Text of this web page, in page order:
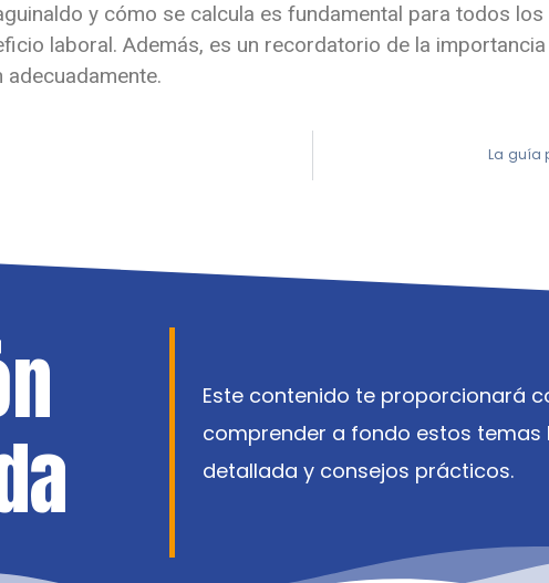
y cómo se calcula es fundamental para todos
laboral. Además, es un recordatorio de la
La guía
Este contenido te proporcionará
comprender a fondo estos
detallada y consejos prácticos.